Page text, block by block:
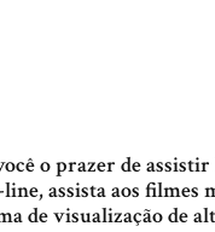
o prazer de
assista aos filmes
de visualização de